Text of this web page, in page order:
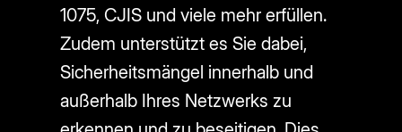
1075, CJIS und viele mehr erfüllen.
Zudem unterstützt es Sie dabei,
Sicherheitsmängel innerhalb und
außerhalb Ihres Netzwerks zu